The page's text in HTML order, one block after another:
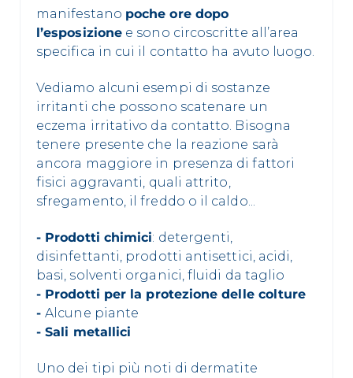
manifestano poche ore dopo
l’esposizione e sono circoscritte all’area
specifica in cui il contatto ha avuto luogo.
Vediamo alcuni esempi di sostanze
irritanti che possono scatenare un
eczema irritativo da contatto. Bisogna
tenere presente che la reazione sarà
ancora maggiore in presenza di fattori
fisici aggravanti, quali attrito,
sfregamento, il freddo o il caldo...
- Prodotti chimici: detergenti,
disinfettanti, prodotti antisettici, acidi,
basi, solventi organici, fluidi da taglio
- Prodotti per la protezione delle colture
-Alcune piante
- Sali metallici
Uno dei tipi più noti di dermatite